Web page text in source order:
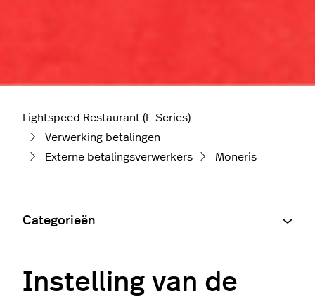
Lightspeed Restaurant (L-Series)
Verwerking betalingen
Externe betalingsverwerkers
Moneris
Instelling van de
Categorieën